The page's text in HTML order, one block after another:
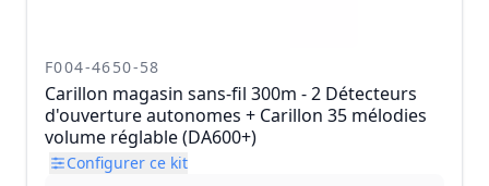
F004-4650-58
Carillon magasin sans-fil 300m - 2 Détecteurs
d'ouverture autonomes + Carillon 35 mélodies
volume réglable (DA600+)
Configurer ce kit